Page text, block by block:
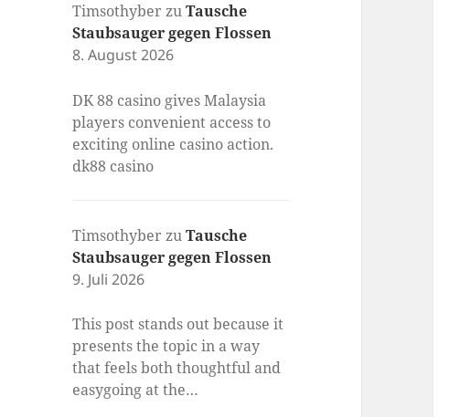
Timsothyber zuTausche
Staubsauger gegen Flossen
8. August 2026
DK 88 casino gives Malaysia
players convenient access to
exciting online casino action.
dk88 casino
Timsothyber zuTausche
Staubsauger gegen Flossen
9. Juli 2026
This post stands out because it
presents the topic in a way
that feels both thoughtful and
easygoing at the…